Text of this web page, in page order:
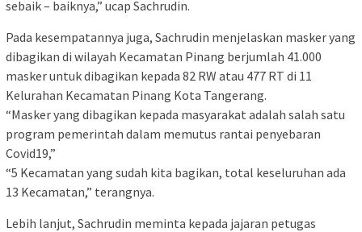
sebaik – baiknya,” ucap Sachrudin.
Pada kesempatannya juga, Sachrudin menjelaskan masker yang
dibagikan di wilayah Kecamatan Pinang berjumlah 41.000
masker untuk dibagikan kepada 82 RW atau 477 RT di 11
Kelurahan Kecamatan Pinang Kota Tangerang.
“Masker yang dibagikan kepada masyarakat adalah salah satu
program pemerintah dalam memutus rantai penyebaran
Covid19,”
“5 Kecamatan yang sudah kita bagikan, total keseluruhan ada
13 Kecamatan,” terangnya.
Lebih lanjut, Sachrudin meminta kepada jajaran petugas